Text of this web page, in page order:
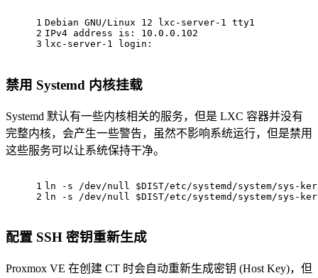
1
2
3
Debian GNU/Linux 12 lxc-server-1 tty1
IPv4 address is: 10.0.0.102
lxc-server-1 login:
禁用 Systemd 内核挂载
Systemd 默认有一些内核相关的服务，但是 LXC 容器并没有
完整内核，会产生一些警告，虽然不影响系统运行，但是禁用
这些服务可以让系统保持干净。
1
2
ln -s /dev/null $DIST/etc/systemd/system/sys-
ln -s /dev/null $DIST/etc/systemd/system/sys-
配置 SSH 密钥重新生成
Proxmox VE 在创建 CT 时会自动重新生成密钥 (Host Key)，但